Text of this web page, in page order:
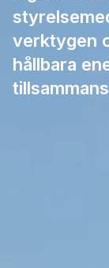
verktygen
hållbara